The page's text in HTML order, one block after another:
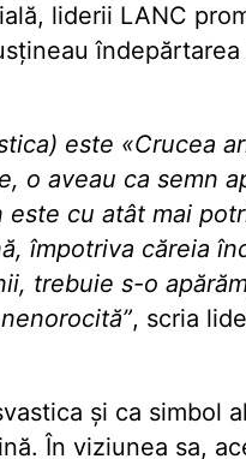
liderii LANC
este «Crucea
o aveau ca semn
cu atât mai
împotriva căreia
trebuie s-o
, scria
și ca simbol
În viziunea sa,